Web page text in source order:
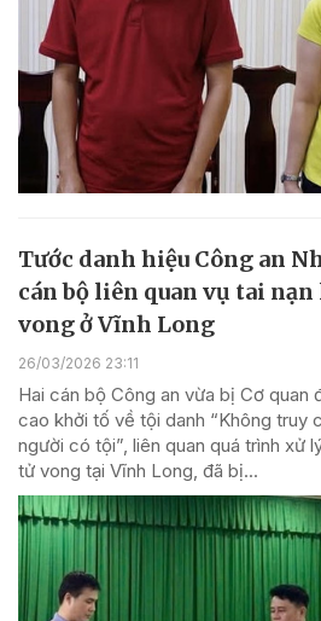
Tước danh hiệu Công an
cán bộ liên quan vụ tai
vong ở Vĩnh Long
26/03/2026 23:11
Hai cán bộ Công an vừa bị Cơ quan
cao khởi tố về tội danh “Không truy
người có tội”, liên quan quá trình xử
tử vong tại Vĩnh Long, đã bị...